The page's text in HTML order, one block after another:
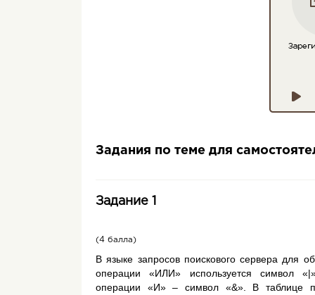
Задания по теме для
Задание 1
(4 балла)
В языке запросов поискового сервера для
операции «ИЛИ» используется символ
операции «И» – символ «&». В таблице